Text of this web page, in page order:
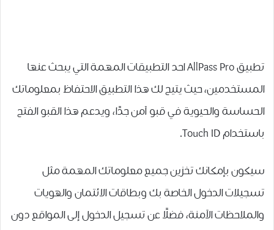
تطبيق AllPass Pro احد التطبيقات المهمة التي يبحث عنها
المستخدمين، حيث يتيح لك هذا التطبيق الاحتفاظ بمعلوماتك
ﺍﻟﺤﺴﺎﺳﺔ ﻭﺍﻟﺤﻴﻮﻳﺔ ﻓﻲ ﻗﺒﻮ ﺁﻣﻦ ﺟﺪًﺍ، ﻭﻳﺪﻋﻢ هذا القبو ﺍﻟﻔﺘﺢ
ﺑﺎﺳﺘﺨﺪﺍﻡ Touch ID.
سيكون بإمكانك ﺗﺨﺰﻳﻦ جميع ﻣﻌﻠﻮﻣﺎتك المهمة مثل
تسجيلات ﺍﻟﺪﺧﻮﻝ ﺍﻟﺨﺎﺻﺔ ﺑﻚ ﻭﺑﻄﺎﻗﺎﺕ ﺍﻻﺋﺘﻤﺎﻥ ﻭﺍﻟﻬﻮﻳﺎﺕ
ﻭﺍﻟﻤﻼﺣﻈﺎﺕ ﺍﻵﻣﻨﺔ، ﻓﻀﻠًﺎ ﻋﻦ ﺗﺴﺠﻴﻞ ﺍﻟﺪﺧﻮﻝ ﺇﻟﻰ ﺍﻟﻤﻮﺍﻗﻊ ﺩﻭﻥ